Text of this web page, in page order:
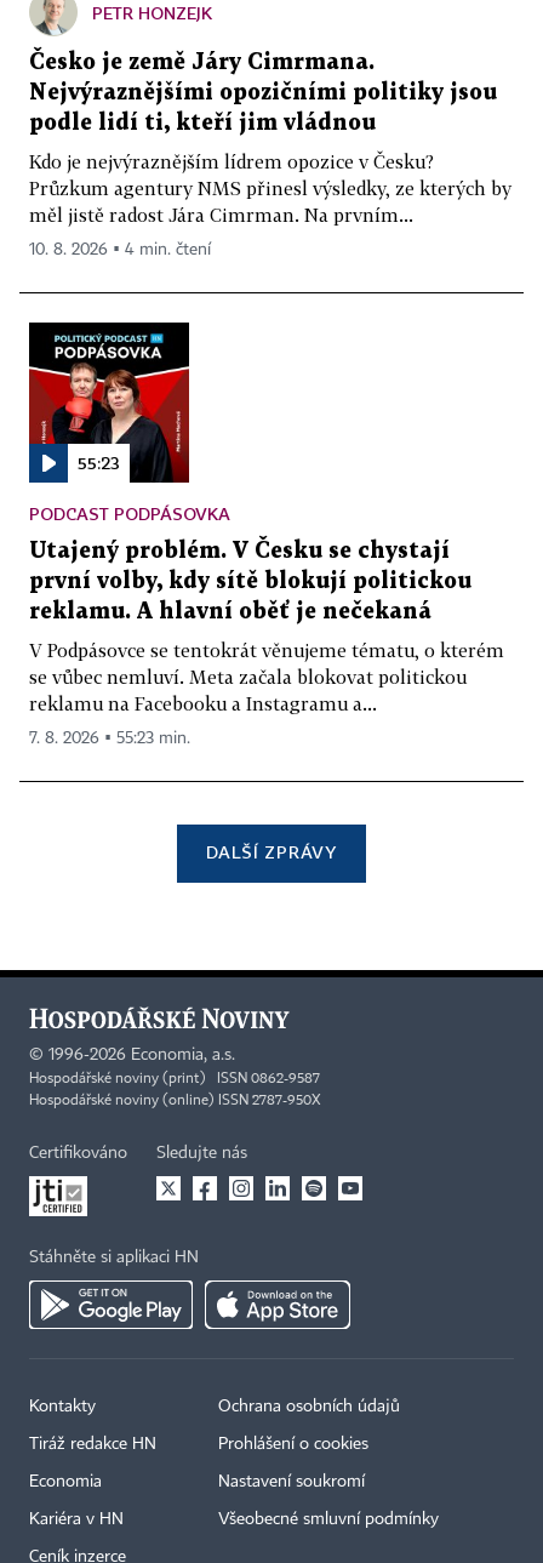
PETR HONZEJK
Česko je země Járy Cimrmana.
Nejvýraznějšími opozičními politiky jsou
podle lidí ti, kteří jim vládnou
Kdo je nejvýraznějším lídrem opozice v Česku?
Průzkum agentury NMS přinesl výsledky, ze kterých by
měl jistě radost Jára Cimrman. Na prvním...
10. 8. 2026 ▪ 4 min. čtení
55:23
PODCAST PODPÁSOVKA
Utajený problém. V Česku se chystají
první volby, kdy sítě blokují politickou
reklamu. A hlavní oběť je nečekaná
V Podpásovce se tentokrát věnujeme tématu, o kterém
se vůbec nemluví. Meta začala blokovat politickou
reklamu na Facebooku a Instagramu a...
7. 8. 2026 ▪ 55:23 min.
DALŠÍ ZPRÁVY
© 1996-2026 Economia, a.s.
Hospodářské noviny (print) ISSN 0862-9587
Hospodářské noviny (online) ISSN 2787-950X
Certifikováno Sledujte nás
Stáhněte si aplikaci HN
Kontakty
Tiráž redakce HN
Economia
Kariéra v HN
Ceník inzerce
Ochrana osobních údajů
Prohlášení o cookies
Nastavení soukromí
Všeobecné smluvní podmínky